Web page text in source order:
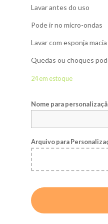
Lavar antes do uso
Pode ir no micro-ondas
Lavar com esponja macia
Quedas ou choques
24 em estoque
Nome para
Arquivo para